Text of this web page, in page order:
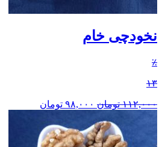
نخودچی خام
٪
۱۳
۱۱۲,۰۰۰ تومان ۹۸,۰۰۰ تومان